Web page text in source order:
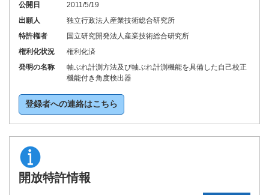
公開日
2011/5/19
出願人
独立行政法人産業技術総合研究所
特許権者
国立研究開発法人産業技術総合研究所
権利化状況
権利化済
発明の名称
軸ぶれ計測方法及び軸ぶれ計測機能を具備した自己校正
機能付き角度検出器
登録者への連絡はこちら
開放特許情報